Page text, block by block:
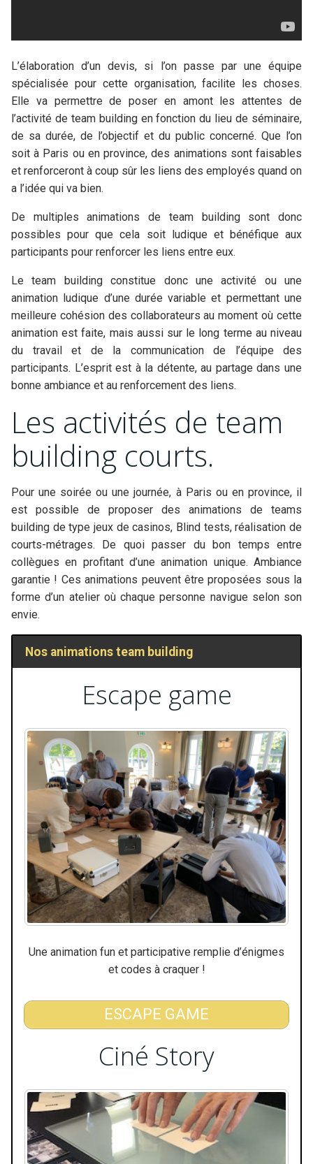
L’élaboration d’un devis, si l’on passe par une équipe
spécialisée pour cette organisation, facilite les choses.
Elle va permettre de poser en amont les attentes de
l’activité de team building en fonction du lieu de séminaire,
de sa durée, de l’objectif et du public concerné. Que l’on
soit à Paris ou en province, des animations sont faisables
et renforceront à coup sûr les liens des employés quand on
a l’idée qui va bien.
De multiples animations de team building sont donc
possibles pour que cela soit ludique et bénéfique aux
participants pour renforcer les liens entre eux.
Le team building constitue donc une activité ou une
animation ludique d’une durée variable et permettant une
meilleure cohésion des collaborateurs au moment où cette
animation est faite, mais aussi sur le long terme au niveau
du travail et de la communication de l’équipe des
participants. L’esprit est à la détente, au partage dans une
bonne ambiance et au renforcement des liens.
Les activités de team
building courts.
Pour une soirée ou une journée, à Paris ou en province, il
est possible de proposer des animations de teams
building de type jeux de casinos, Blind tests, réalisation de
courts-métrages. De quoi passer du bon temps entre
collègues en profitant d’une animation unique. Ambiance
garantie ! Ces animations peuvent être proposées sous la
forme d’un atelier où chaque personne navigue selon son
envie.
Nos animations team building
Escape game
Une animation fun et participative remplie d’énigmes
et codes à craquer !
ESCAPE GAME
Ciné Story